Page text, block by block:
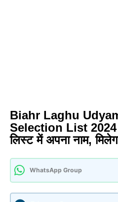
Biahr Laghu
Selection List 2024
लिस्ट में अपना नाम,
WhatsApp Group